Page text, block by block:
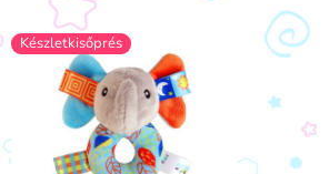
Készletkisőprés